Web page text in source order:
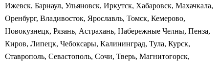
Ижевск, Барнаул, Ульяновск, Иркутск, Хабаровск, Махачкала,
Оренбург, Владивосток, Ярославль, Томск, Кемерово,
Новокузнецк, Рязань, Астрахань, Набережные Челны, Пенза,
Киров, Липецк, Чебоксары, Калининград, Тула, Курск,
Ставрополь, Севастополь, Сочи, Тверь, Магнитогорск,